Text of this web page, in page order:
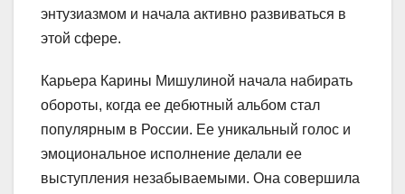
энтузиазмом и начала активно развиваться в
этой сфере.
Карьера Карины Мишулиной начала набирать
обороты, когда ее дебютный альбом стал
популярным в России. Ее уникальный голос и
эмоциональное исполнение делали ее
выступления незабываемыми. Она совершила